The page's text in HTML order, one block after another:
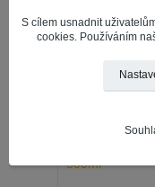
S cílem usnadnit
cookies. Používáním